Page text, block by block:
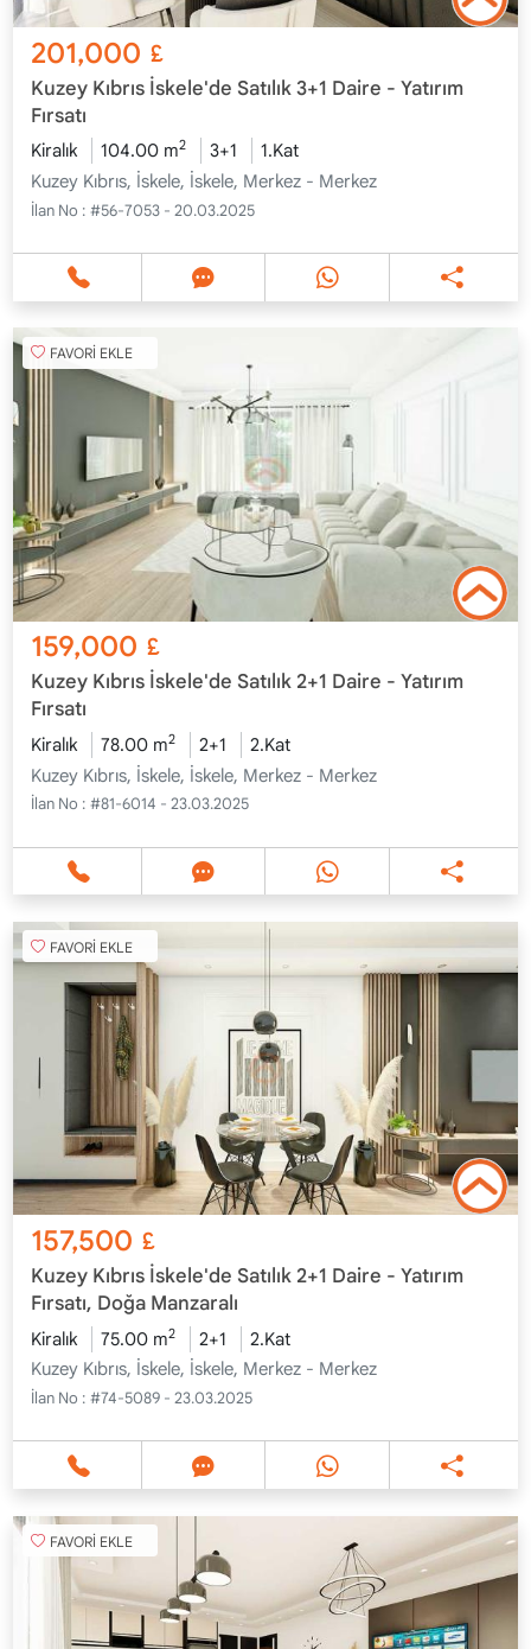
201,000 £
Kuzey Kıbrıs İskele'de Satılık 3+1 Daire - Yatırım
Fırsatı
Kiralık 104.00 m2 3+1
1.Kat
Kuzey Kıbrıs, İskele, İskele, Merkez - Merkez
İlan No : #56-7053 - 20.03.2025
FAVORİ EKLE
159,000 £
Kuzey Kıbrıs İskele'de Satılık 2+1 Daire - Yatırım
Fırsatı
Kiralık 78.00 m2 2+1
2.Kat
Kuzey Kıbrıs, İskele, İskele, Merkez - Merkez
İlan No : #81-6014 - 23.03.2025
FAVORİ EKLE
157,500 £
Kuzey Kıbrıs İskele'de Satılık 2+1 Daire - Yatırım
Fırsatı, Doğa Manzaralı
Kiralık 75.00 m2 2+1
2.Kat
Kuzey Kıbrıs, İskele, İskele, Merkez - Merkez
İlan No : #74-5089 - 23.03.2025
FAVORİ EKLE